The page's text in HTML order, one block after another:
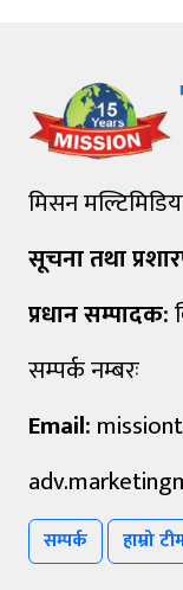
मिसन
सूचना तथा
प्रधान सम्पादक:
सम्पर्क नम्बरः
Email:
सम्पर्क हाम्रो